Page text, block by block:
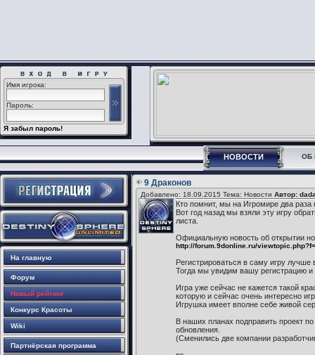
Имя игрока:
Пароль:
Я забыл пароль!
НОВОСТИ ОБ
На главную
Форум
Новый рейтинг
Конкурс Красоты
Wiki
Партнёрская программа
9 Драконов
Добавлено: 18.09.2015 Тема: Новости Автор:
Кто помнит, мы на Игромире два раза
Вот год назад мы взяли эту игру
листа.
Официальную новость об открытии
http://forum.9donline.ru/
Регистрироваться в саму игру лучше
Тогда мы увидим вашу регистрацию
Игра уже сейчас не кажется такой
которую и сейчас очень интересно
Игрушка имеет вполне себе живой
В наших планах подправить проект
обновления.
(Сменились две компании